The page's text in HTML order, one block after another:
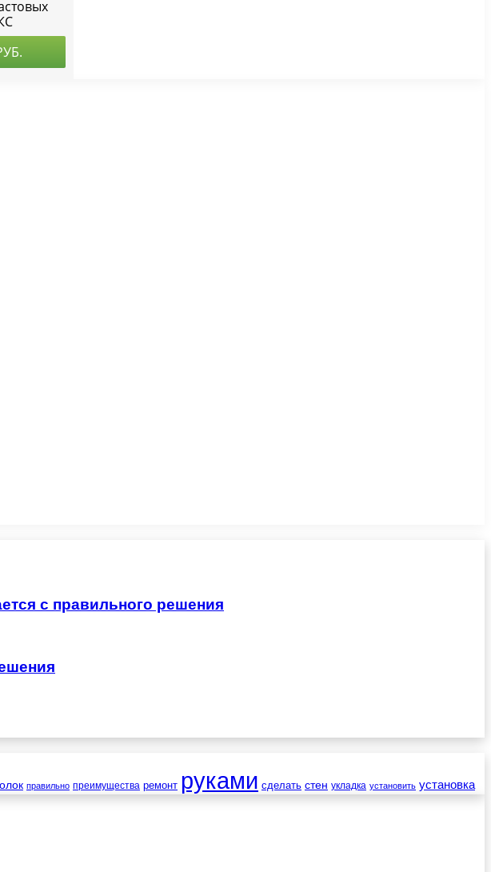
с правильного решения
правильно преимущества ремонт руками сделать стен укладка установить установка